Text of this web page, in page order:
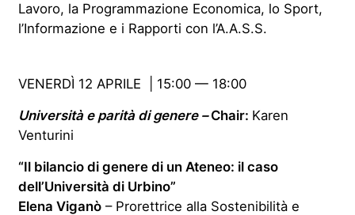
Lavoro, la Programmazione Economica, lo Sport,
l’Informazione e i Rapporti con l’A.A.S.S.
VENERDÌ 12 APRILE | 15:00 — 18:00
Università e parità di genere –Chair: Karen
Venturini
“Il bilancio di genere di un Ateneo: il caso
dell’Università di Urbino”
Elena Viganò– Prorettrice alla Sostenibilità e